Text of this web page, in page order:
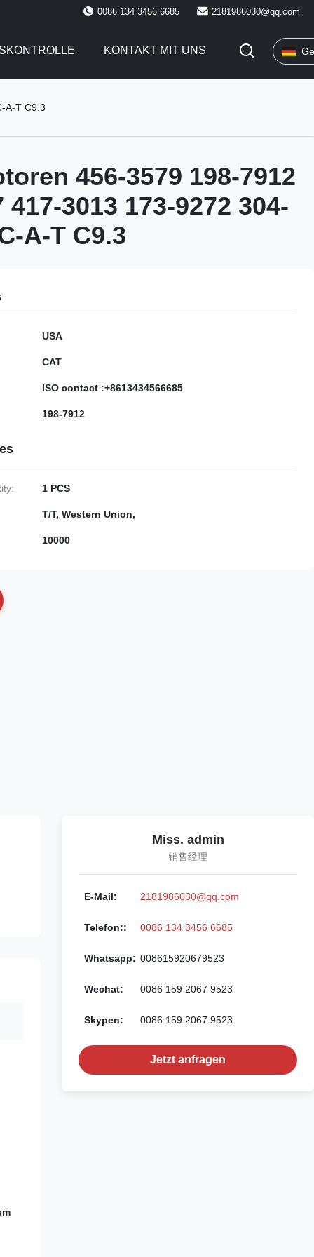
0086 134 3456 6685 2181986030@qq.com
KONTAKT MIT UNS
A-T C9.3
456-3579 198-7912
417-3013 173-9272 304-
A-T C9.3
USA
CAT
ISO contact :+8613434566685
198-7912
1 PCS
T/T, Western Union,
10000
Miss. admin
销售经理
E-Mail: 2181986030@qq.com
Telefon:: 0086 134 3456 6685
Whatsapp: 008615920679523
Wechat: 0086 159 2067 9523
Skypen: 0086 159 2067 9523
Jetzt anfragen